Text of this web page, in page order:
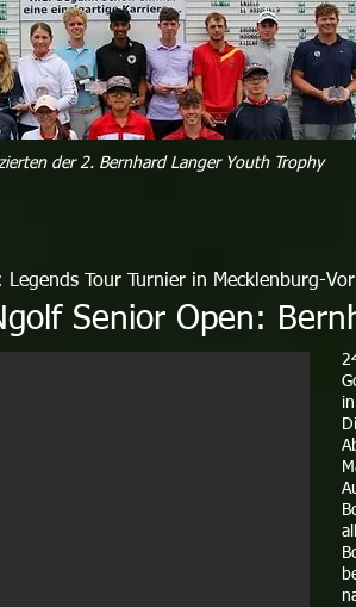
der 2. Bernhard Langer Youth Trophy
Legends Tour Turnier in Mecklenburg-
Senior Open: